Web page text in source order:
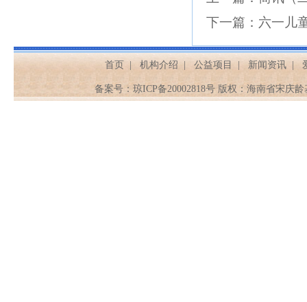
下一篇： 六一儿
首页 机构介绍 公益项目 新闻资讯
备案号： 琼ICP备20002818号 版权：海南省宋庆